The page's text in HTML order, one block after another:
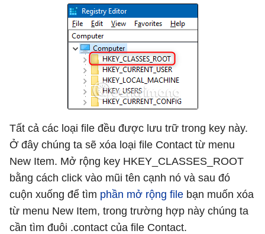
Tất cả các loại file đều được lưu trữ trong key này.
Ở đây chúng ta sẽ xóa loại file Contact từ menu
New Item. Mở rộng key HKEY_CLASSES_ROOT
bằng cách click vào mũi tên cạnh nó và sau đó
cuộn xuống để tìm phần mở rộng file bạn muốn xóa
từ menu New Item, trong trường hợp này chúng ta
cần tìm đuôi .contact của file Contact.